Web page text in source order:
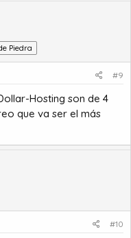
Piedra
#9
Hosting son de 4
que va ser el más
#10